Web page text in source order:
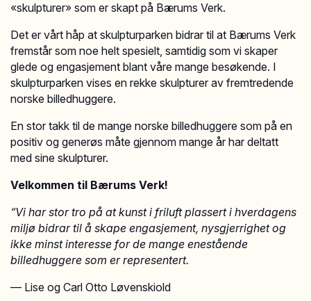
«skulpturer» som er skapt på Bærums Verk.
Det er vårt håp at skulpturparken bidrar til at Bærums Verk
fremstår som noe helt spesielt, samtidig som vi skaper
glede og engasjement blant våre mange besøkende. I
skulpturparken vises en rekke skulpturer av fremtredende
norske billedhuggere.
En stor takk til de mange norske billedhuggere som på en
positiv og generøs måte gjennom mange år har deltatt
med sine skulpturer.
Velkommen til Bærums Verk!
“Vi har stor tro på at kunst i friluft plassert i hverdagens
miljø bidrar til å skape engasjement, nysgjerrighet og
ikke minst interesse for de mange enestående
billedhuggere som er representert.
— Lise og Carl Otto Løvenskiold